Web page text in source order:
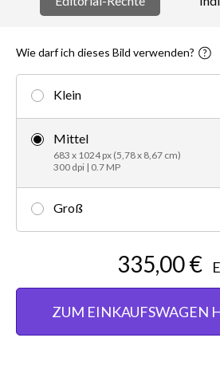
Wie darf ich dieses Bild verwenden?
Klein
Mittel
683 x 1024 px (5,78 x 8,67 cm)
300 dpi | 0.7 MP
Groß
335,00 €
ZUM EINKAUFSWAGEN